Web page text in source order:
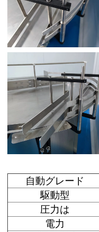
自動グレード
駆動型
圧力は
電力